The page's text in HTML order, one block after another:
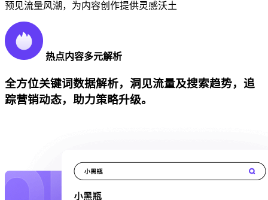
预见流量风潮，为内容创作提供灵感沃土
热点内容多元解析
全方位关键词数据解析，洞见流量及搜索趋势，追
踪营销动态，助力策略升级。